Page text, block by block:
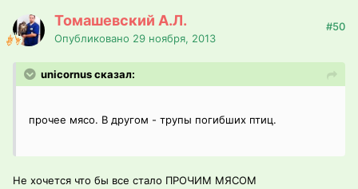
Томашевский А.Л.
Опубликовано 29 ноября, 2013
#50
unicornus сказал:
прочее мясо. В другом - трупы погибших птиц.
Не хочется что бы все стало ПРОЧИМ МЯСОМ